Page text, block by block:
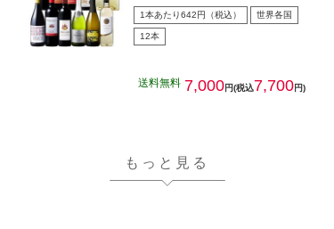
グワイン飲み比べ１2本セッ
ト…
1本あたり642円（税込） 世界各国
12本
送料無料 7,000円(税込7,700円)
もっと見る